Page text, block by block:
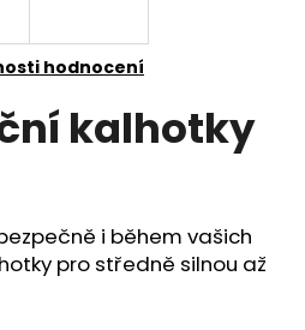
hodnocení
kalhotky
i během vašich
pro středně silnou až